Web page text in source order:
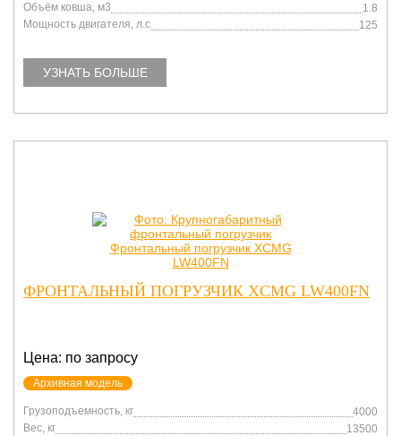
Объём ковша, м3
1.8
Мощность двигателя, л.с
125
УЗНАТЬ БОЛЬШЕ
ФРОНТАЛЬНЫЙ ПОГРУЗЧИК XCMG LW400FN
Цена: по запросу
Архивная модель
Грузоподъемность, кг
4000
Вес, кг
13500